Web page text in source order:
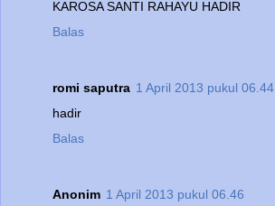
KAROSA SANTI RAHAYU HADIR
Balas
romi saputra 1 April 2013 pukul 06.44
hadir
Balas
Anonim 1 April 2013 pukul 06.46